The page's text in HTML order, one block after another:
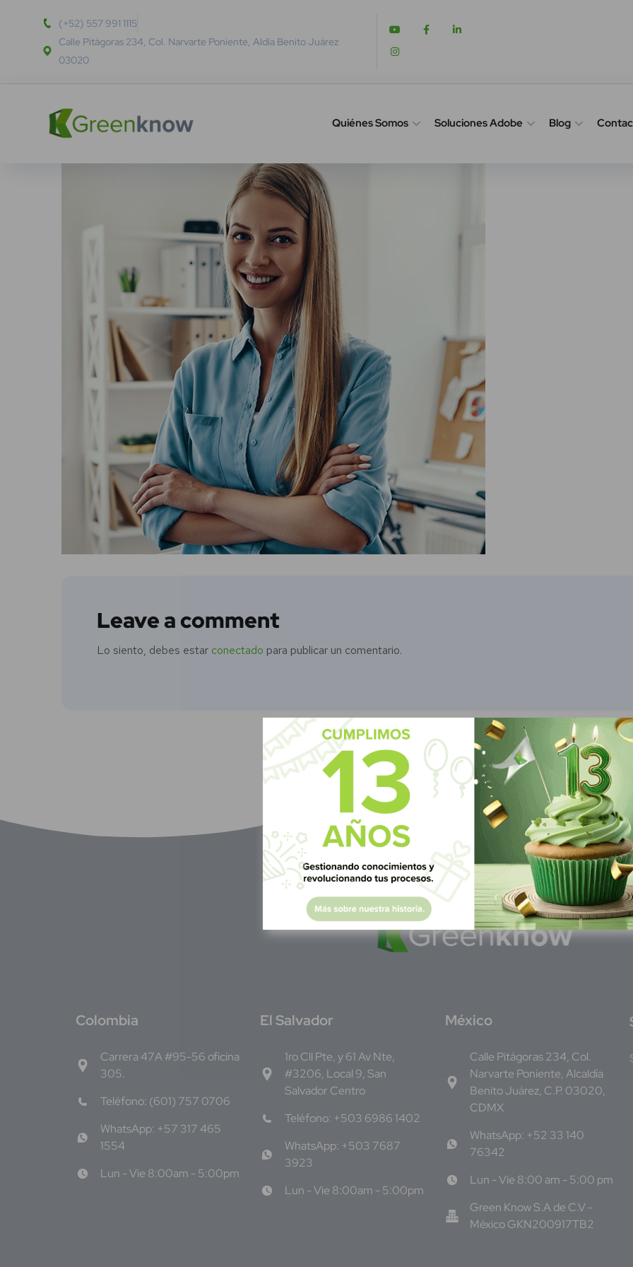
(+52) 557 991 1115
Calle Pitágoras 234, Col. Narvarte Poniente, Aldía Benito Juárez
03020
Quiénes Somos Soluciones Adobe Blog
Leave a comment
Lo siento, debes estar conectado para publicar un comentario.
Colombia
Carrera 47A #95-56 oficina
305.
Teléfono: (601) 757 0706
WhatsApp: +57 317 465
1554
Lun - Vie 8:00am - 5:00pm
El Salvador
1ro Cll Pte, y 61 Av Nte,
#3206, Local 9, San
Salvador Centro
Teléfono: +503 6986 1402
WhatsApp: +503 7687
3923
Lun - Vie 8:00am - 5:00pm
México
Calle Pitágoras 234, Col.
Narvarte Poniente, Alcaldía
Benito Juárez, C.P. 03020,
CDMX
WhatsApp: +52 33 140
76342
Lun - Vie 8:00 am - 5:00 pm
Green Know S.A de C.V -
México GKN200917TB2